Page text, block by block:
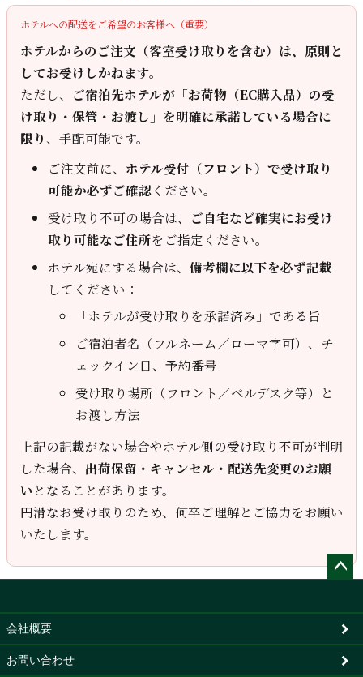
ホテルへの配送をご希望のお客様へ（重要）
ホテルからのご注文（客室受け取りを含む）は、原則と
してお受けしかねます。
ただし、
ご宿泊先ホテルが「お荷物（EC購入品）の受
け取り・保管・お渡し」を明確に承諾している場合に
限り、手配可能です。
ご注文前に、 ホテル受付（フロント）で受け取り
可能か必ずご確認ください。
受け取り不可の場合は、
ご自宅など確実にお受け
取り可能なご住所をご指定ください。
ホテル宛にする場合は、 備考欄に以下を必ず記載
してください：
「ホテルが受け取りを承諾済み」である旨
ご宿泊者名（フルネーム／ローマ字可）、チ
ェックイン日、予約番号
受け取り場所（フロント／ベルデスク等）と
お渡し方法
上記の記載がない場合やホテル側の受け取り不可が判明
した場合、 出荷保留・キャンセル・配送先変更のお願
い となることがあります。
円滑なお受け取りのため、何卒ご理解とご協力をお願い
いたします。
ップ
会社概要
お問い合わせ